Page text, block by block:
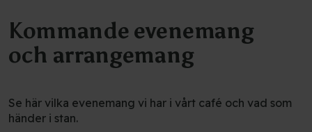
Kommande evenemang
och arrangemang
Se här vilka evenemang vi har i vårt café och vad som
händer i stan.